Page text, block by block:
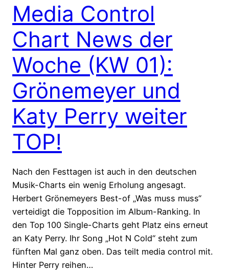
Media Control
Chart News der
Woche (KW 01):
Grönemeyer und
Katy Perry weiter
TOP!
Nach den Festtagen ist auch in den deutschen
Musik-Charts ein wenig Erholung angesagt.
Herbert Grönemeyers Best-of „Was muss muss“
verteidigt die Topposition im Album-Ranking. In
den Top 100 Single-Charts geht Platz eins erneut
an Katy Perry. Ihr Song „Hot N Cold“ steht zum
fünften Mal ganz oben. Das teilt media control mit.
Hinter Perry reihen…